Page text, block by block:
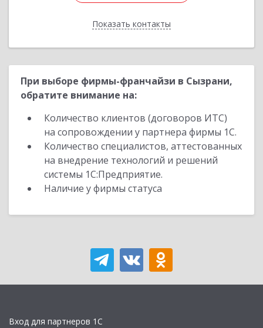
Показать контакты
Назад
При выборе фирмы-франчайзи в Сызрани,
обратите внимание на:
Количество клиентов (договоров ИТС)
на сопровождении у партнера фирмы 1С.
Количество специалистов, аттестованных
на внедрение технологий и решений
системы 1С:Предприятие.
Наличие у фирмы статуса
Вход для партнеров 1С